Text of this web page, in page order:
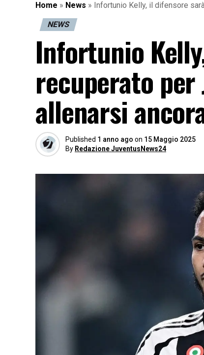
Home » News » Infortunio Kelly, il difensore
NEWS
Infortunio
recuperato per
allenarsi
Published 1 anno ago on 15 Maggio 2025
By Redazione JuventusNews24